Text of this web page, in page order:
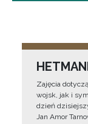
Zajęcia
wojsk, jak i
dzień
Jan Amor